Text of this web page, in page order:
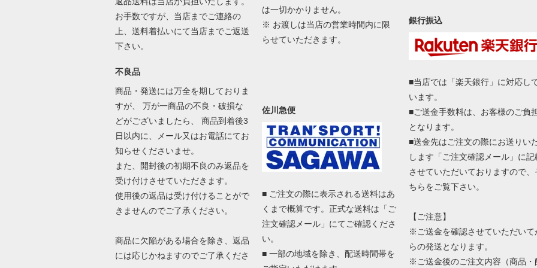
お手数ですが、当店までご連絡の
上、送料着払いにて当店までご返送
下さい。
不良品
商品・発送には万全を期しておりま
すが、 万が一商品の不良・破損な
どがございましたら、 商品到着後3
日以内に、メール又はお電話にてお
知らせくださいませ。
また、開封後の初期不良のみ返品を
受け付けさせていただきます。
使用後の返品は受け付けることがで
きませんのでご了承ください。
商品に欠陥がある場合を除き、返品
には応じかねますのでご了承くださ
は一切かかりません。
※ お渡しは当店の営業時間内に限
らせていただきます。
佐川急便
■ ご注文の際に表示される送料はあ
くまで概算です。正式な送料は「ご
注文確認メール」にてご確認くださ
い。
■ 一部の地域を除き、配送時間帯を
銀行振込
■当店では「楽天銀行」に対応し
います。
■ご送金手数料は、お客様のご負
となります。
■送金先はご注文の際にお送りい
します「ご注文確認メール」に記
させていただいておりますので、
ちらをご覧下さい。
【ご注意】
※ご送金を確認させていただいて
らの発送となります。
※ご送金後のご注文内容（商品・